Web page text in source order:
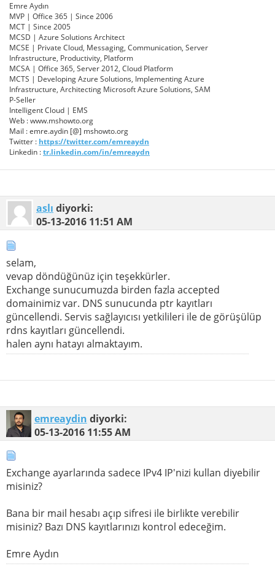
Emre Aydın
MVP | Office 365 | Since 2006
MCT | Since 2005
MCSD | Azure Solutions Architect
MCSE | Private Cloud, Messaging, Communication, Server
Infrastructure, Productivity, Platform
MCSA | Office 365, Server 2012, Cloud Platform
MCTS | Developing Azure Solutions, Implementing Azure
Infrastructure, Architecting Microsoft Azure Solutions, SAM
P-Seller
Intelligent Cloud | EMS
Web : www.mshowto.org
Mail : emre.aydin [@] mshowto.org
Twitter : https://twitter.com/emreaydn
Linkedin :tr.linkedin.com/in/emreaydn
aslı diyorki:
05-13-2016 11:51 AM
selam,
vevap döndüğünüz için teşekkürler.
Exchange sunucumuzda birden fazla accepted
domainimiz var. DNS sunucunda ptr kayıtları
güncellendi. Servis sağlayıcısı yetkilileri ile de görüşülüp
rdns kayıtları güncellendi.
halen aynı hatayı almaktayım.
emreaydin diyorki:
05-13-2016 11:55 AM
Exchange ayarlarında sadece IPv4 IP'nizi kullan diyebilir
misiniz?
Bana bir mail hesabı açıp sifresi ile birlikte verebilir
misiniz? Bazı DNS kayıtlarınızı kontrol edeceğim.
Emre Aydın